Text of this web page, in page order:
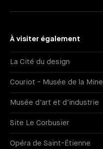
À visiter également
La Cité du design
Couriot - Musée de la Mine
Musée d'art et d'industrie
Site Le Corbusier
Opéra de Saint-Étienne